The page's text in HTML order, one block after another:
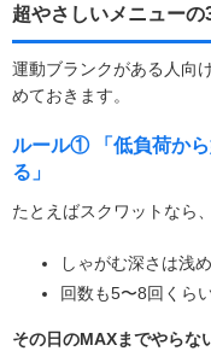
超やさしいメニューの
運動ブランクがある人向け
めておきます。
ルール① 「低負荷か
る」
たとえばスクワットなら、
しゃがむ深さは浅め
回数も5〜8回くら
その日のMAXまでやらな